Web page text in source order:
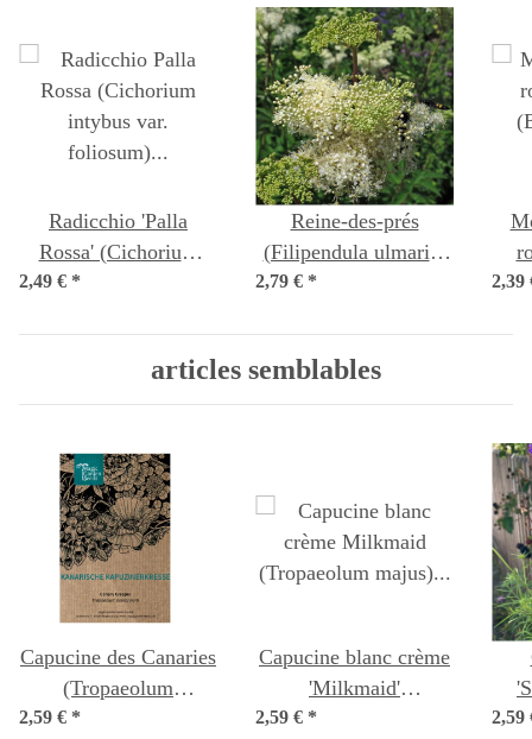
Radicchio 'Palla
Rossa' (Cichorium
intybus var. foliosum)
2,49 € *
Reine-des-prés
(Filipendula ulmaria)
bio semences
2,79 € * 2,39
articles semblables
Capucine des Canaries
(Tropaeolum
peregrinum) graines
2,59 € *
Capucine blanc crème
'Milkmaid'
(Tropaeolum majus)
2,59 € * 2,59